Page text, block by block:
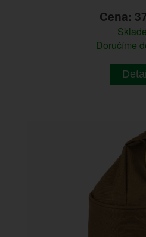
Cena:
Doručíme
Detail